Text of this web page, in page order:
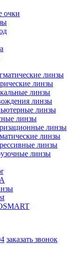
очки
линзы
линзы
линзы
линзы
линзы
линзы
линзы
линзы
линзы
линзы
заказать звонок